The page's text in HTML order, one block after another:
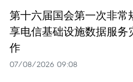
第十六届国会第一次非常
享电信基础设施数据服务
作
07/08/2026 09:08